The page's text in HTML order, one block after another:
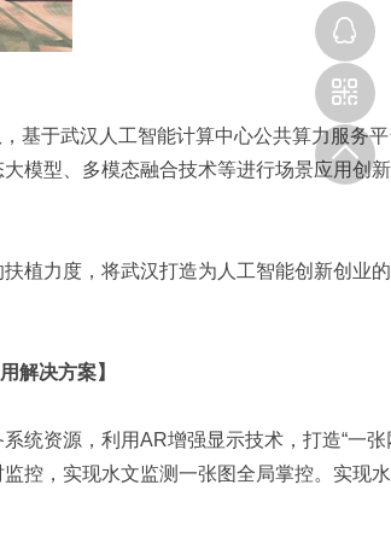
基于武汉人工智能计算中心公共算力服务
模型、多模态融合技术等进行场景应用创
力度，将武汉打造为人工智能创新创业
解决方案】
资源，利用AR增强显示技术，打造“一张
控，实现水文监测一张图全局掌控。实现